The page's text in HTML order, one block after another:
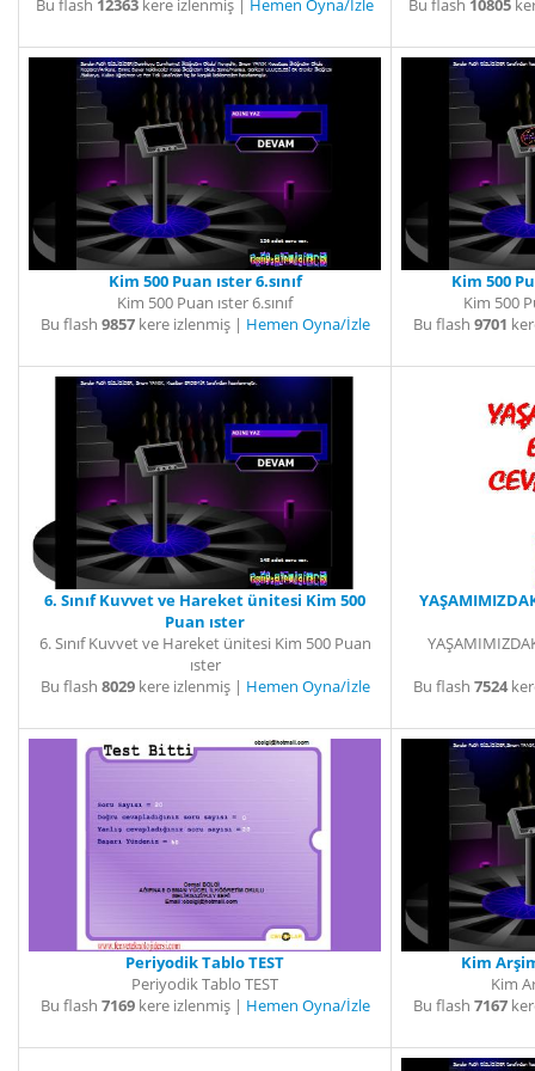
Bu flash 12363 kere izlenmiş | Hemen Oyna/İzle Bu flash 10805
Kim 500 Puan ıster 6.sınıf
Kim 500 Puan ıster 6.sınıf
Bu flash 9857kere izlenmiş | Hemen Oyna/İzle
Kim 500
Kim 500
Bu flash 9701
6. Sınıf Kuvvet ve Hareket ünitesi Kim 500
Puan ıster
6. Sınıf Kuvvet ve Hareket ünitesi Kim 500 Puan
ıster
Bu flash 8029kere izlenmiş | Hemen Oyna/İzle
Bu flash 7524
Periyodik Tablo TEST
Periyodik Tablo TEST
Bu flash 7169kere izlenmiş | Hemen Oyna/İzle
Kim
Kim
Bu flash 7167